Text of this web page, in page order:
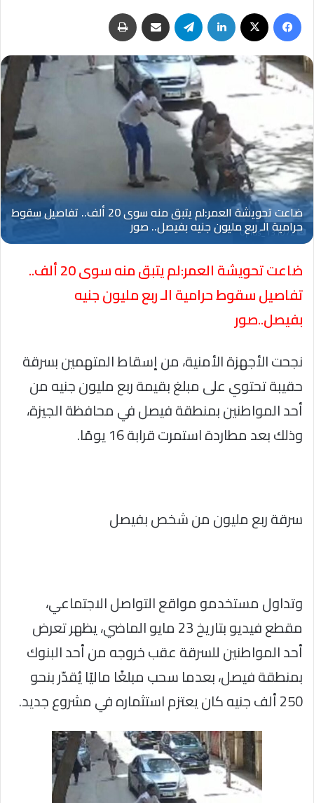
فيسبوك لينكدإن تيلقرام مشاركة عبر البريد
Oplus_131072
ضاعت تحويشة العمر:لم يتبق منه سوى 20 ألف..
تفاصيل سقوط حرامية الـ ربع مليون جنيه
بفيصل..صور
نجحت الأجهزة الأمنية، من إسقاط المتهمين بسرقة
حقيبة تحتوي على مبلغ بقيمة ربع مليون جنيه من
أحد المواطنين بمنطقة فيصل في محافظة الجيزة،
وذلك بعد مطاردة استمرت قرابة 16 يومًا.
سرقة ربع مليون من شخص بفيصل
وتداول مستخدمو مواقع التواصل الاجتماعي،
مقطع فيديو بتاريخ 23 مايو الماضي، يظهر تعرض
أحد المواطنين للسرقة عقب خروجه من أحد البنوك
بمنطقة فيصل، بعدما سحب مبلغًا ماليًا يُقدّر بنحو
250 ألف جنيه كان يعتزم استثماره في مشروع جديد.